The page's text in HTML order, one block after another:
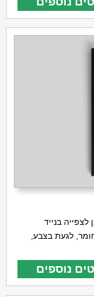
עמודים שניתן לצפייה בנייד
לגעת בצבע,
נוספים